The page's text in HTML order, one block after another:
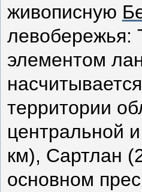
живописную
левобережья:
элементом
территории
центральной
км), Сартлан
основном